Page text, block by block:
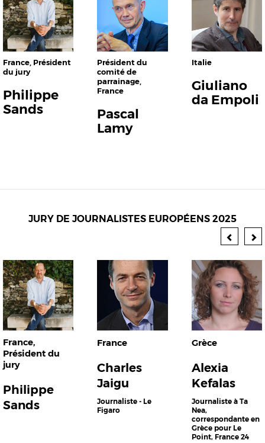
France Président
du jury
Philippe
Sands
Président du
comité de
parrainage,
France
Pascal
Lamy
Italie
Giuliano
da Empoli
JURY DE JOURNALISTES EUROPÉENS 2025
France,
Président du
jury
Philippe
Sands
France
Charles
Jaigu
Journaliste - Le
Figaro
Grèce
Alexia
Kefalas
Journaliste à Ta
Nea,
correspondante en
Grèce pour Le
Point, France 24